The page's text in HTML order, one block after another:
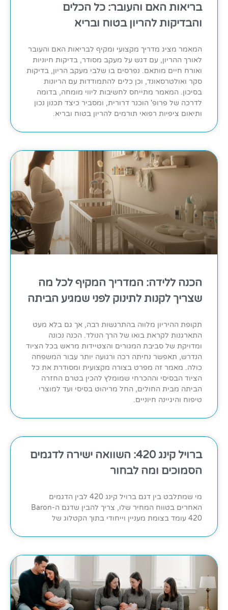
בריאות האם והעובר: כל הכלים
והבדיקות להריון בטוח ובריא
המאמר מציג מדריך מקצועי ומקיף לבריאות האם והעובר
לאורך ההריון, עם דגש על מעקב מסודר, בדיקות חיוניות
ואורח חיים מותאם. נפרסים בו שלבי מעקב הריון, בדיקות
סקר ואולטרסאונד, וכן כלים להתמודדות עם הריונות
בסיכון. המאמר מתייחס לחשיבות ליווי מומחה, בדומה
לדרכה של פרופ' הוכנר דרורית, ומסביר כיצד תכנון נכון
ותיאום ציפיות רפואי תורמים להריון בטוח ובריא.
הכנה ללידה: המדריך המקיף לכל מה
שצריך לקנות לתינוק לפני שמגיע הביתה
תקופת ההיריון מלווה בהתרגשות רבה, אך גם בלא מעט
התארגנות לקראת בואו של הרך הנולד. הכנה נכונה
ומדויקת של סביבת המגורים והצטיידות מראש בכל הציוד
הנדרש, תאפשר נחיתה רכה ורגועה יותר עבור המשפחה
כולה. מאמר זה מפרט בצורה מקצועית ומסודרת את כל
הציוד הבסיסי וההכרחי שמומלץ להכין בטרם החזרה
הביתה מבית החולים, החל מריהוט בסיסי ועד למוצרי
טיפוח והיגיינה חיוניים.
ברויל קינג 420: השוואה ישירה לדגמים
הסמוכים ומה לבחור
מי שמתלבט בין דגם ברויל קינג 420 לבין הדגמים
האחרים בטווח המחיר שלו, צריך להבין שדגם ה-Baron
420 עומד בצומת מעניין וייחודי בתוך הקטלוג של